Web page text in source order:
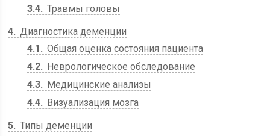
3.4 Травмы головы
4 Диагностика деменции
4.1
Общая оценка состояния пациента
4.2
Неврологическое обследование
4.3
Медицинские анализы
4.4
Визуализация мозга
5 Типы деменции